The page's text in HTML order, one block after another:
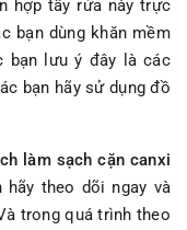
hợp tẩy rửa này trực
bạn dùng khăn mềm
bạn lưu ý đây là các
bạn hãy sử dụng đồ
làm sạch cặn canxi
hãy theo dõi ngay và
trong quá trình theo